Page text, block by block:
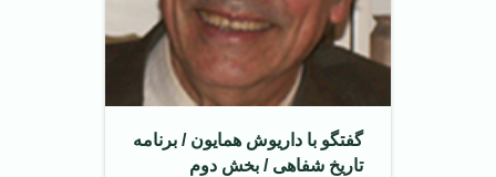
گفتگو با داریوش همایون / برنامه
تاریخ شفاهی / بخش دوم